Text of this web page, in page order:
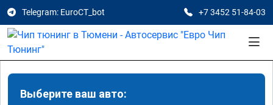
Telegram: EuroCT_bot +7 3452 51-84-03
Выберите ваш авто: